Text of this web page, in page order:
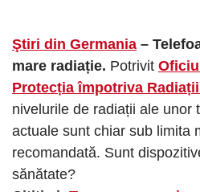
Ştiri din Germania –
mare radiație. Potrivit
Protecția împotriva
nivelurile de radiații ale unor
actuale sunt chiar sub limita
recomandată. Sunt
sănătate?